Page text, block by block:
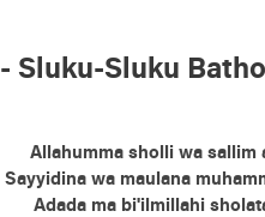
- Sluku-Sluku
Allahumma sholli wa sallim
Sayyidina wa maulana
Adada ma bi'ilmillahi